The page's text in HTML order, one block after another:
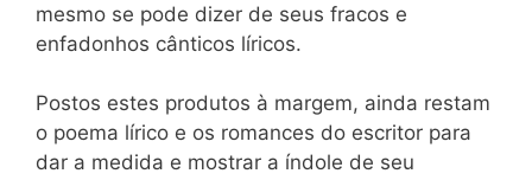
mesmo se pode dizer de seus fracos e
enfadonhos cânticos líricos.
Postos estes produtos à margem, ainda restam
o poema lírico e os romances do escritor para
dar a medida e mostrar a índole de seu